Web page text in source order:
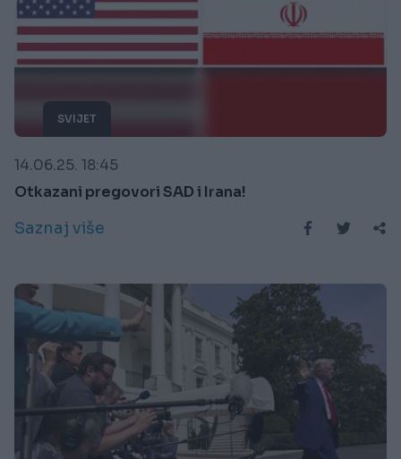
SVIJET
14.06.25. 18:45
Otkazani pregovori SAD i Irana!
Saznaj više